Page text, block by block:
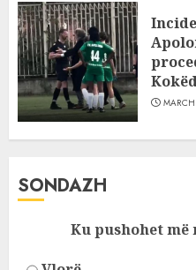
SONDAZH
Ku pushohet